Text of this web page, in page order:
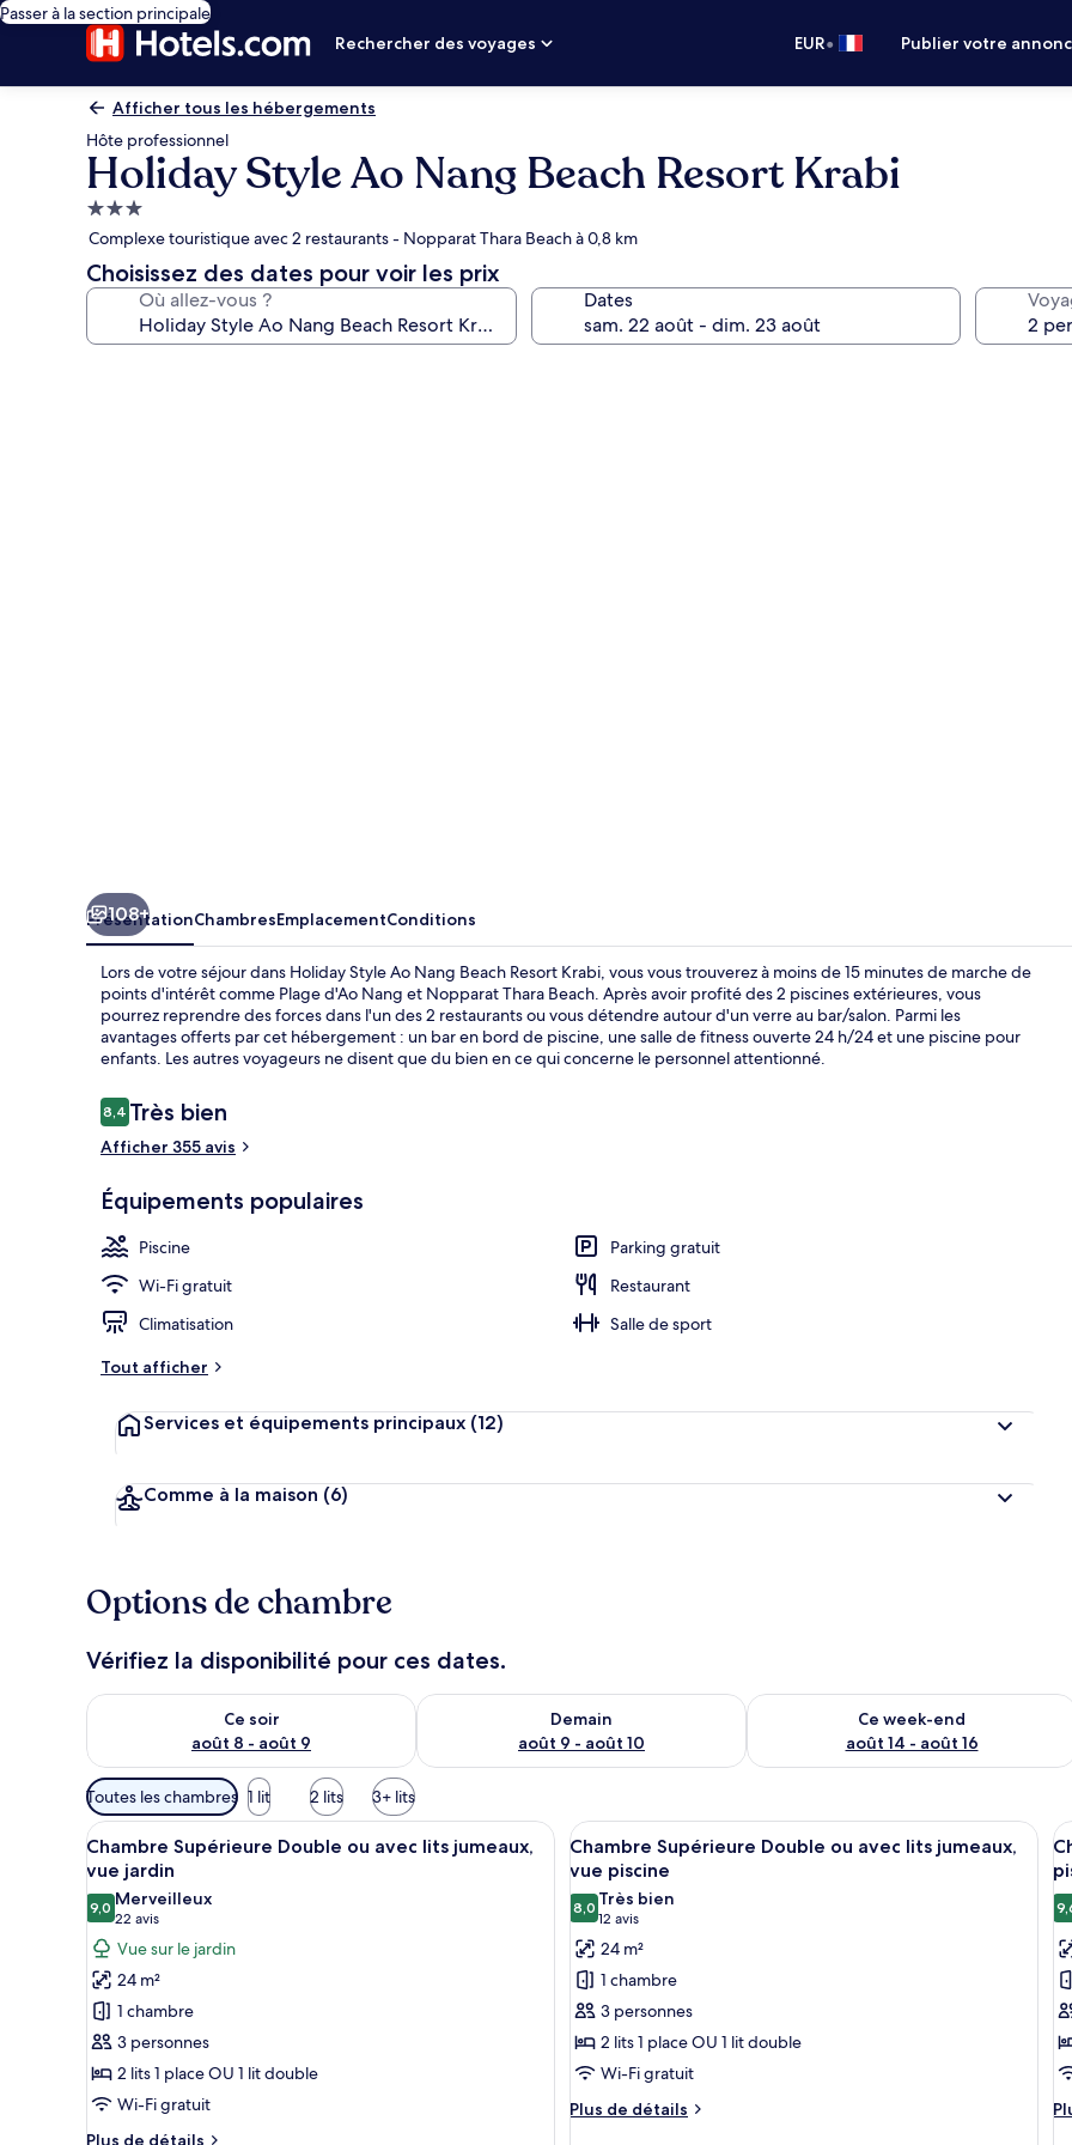
Passer à la section principale
Rechercher des voyages
EUR• Publier votre
Afficher tous les hébergements
Hôte professionnel
Holiday Style Ao Nang Beach Resort Krabi
Hébergement
3.0 étoiles
Complexe touristique avec 2 restaurants - Nopparat Thara Beach à 0,8 km
Choisissez des dates pour voir les prix
Où allez-vous ? Dates
Entrée
108+
PrésentationChambresEmplacementConditions
Lors de votre séjour dans Holiday Style Ao Nang Beach Resort Krabi, vous vous trouverez à moins de 15 minutes de marche de
points d'intérêt comme Plage d'Ao Nang et Nopparat Thara Beach. Après avoir profité des 2 piscines extérieures, vous
pourrez reprendre des forces dans l'un des 2 restaurants ou vous détendre autour d'un verre au bar/salon. Parmi les
avantages offerts par cet hébergement : un bar en bord de piscine, une salle de fitness ouverte 24 h/24 et une piscine pour
enfants. Les autres voyageurs ne disent que du bien en ce qui concerne le personnel attentionné.
Avis
voyageurs
8,48,4 sur 10
Très bien
Afficher 355 avis
Équipements populaires
Piscine
Parking gratuit
Wi-Fi gratuit
Restaurant
Climatisation
Salle de sport
Tout afficher
Services et équipements principaux (12)
Comme à la maison (6)
Options de chambre
Vérifiez la disponibilité pour ces dates.
Ce soir
août 8 - août 9
Vérifier la disponibilité pour ce soir août 8 - août 9
Demain
août 9 - août 10
Vérifier la disponibilité pour demain août 9 - août 10
Ce week-end
août 14 - août 16
Vérifier la disponibilité pour ce week-
Filtres
disponibles
pour
les
chambres
Toutes les chambres 1 lit 2 lits 3+ lits
Afficher
toutes
les
photos
pour
ce
type
de
chambre :
Chambre
Supérieure
Double
Une chambre d’hôtel avec un grand lit, deux tables de chevet avec des lampes, un tableau accroché au
17
Chambre Supérieure Double ou avec lits jumeaux,
vue jardin
9,09,0 sur 10
Merveilleux
22 avis
(22 avis)
Vue sur le jardin
24 m²
1 chambre
3 personnes
2 lits 1 place OU 1 lit double
Wi-Fi gratuit
Plus de détails
Plus
Afficher
toutes
les
photos
pour
ce
type
de
chambre :
Chambre
Supérieure
Chambre Supérieure Double ou
19
Chambre Supérieure Double ou avec lits jumeaux,
vue piscine
8,08,0 sur 10
Très bien
12 avis
(12 avis)
24 m²
1 chambre
3 personnes
2 lits 1 place OU 1 lit double
Wi-Fi gratuit
Plus de détails
Plus